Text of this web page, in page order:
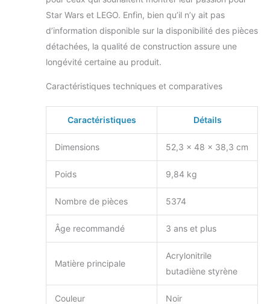
Girls Toy
Star Wars et LEGO. Enfin, bien qu’il n’y ait pas
d’information disponible sur la disponibilité des pièces
détachées, la qualité de construction assure une
longévité certaine au produit.
Caractéristiques techniques et comparatives
Caractéristiques Détails
Dimensions 52,3 x 48 x 38,3 cm
Poids 9,84 kg
Nombre de pièces 5374
Âge recommandé 3 ans et plus
Matière principale
Acrylonitrile
butadiène styrène
Couleur Noir